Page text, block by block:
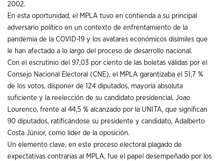
2002.
En esta oportunidad, el MPLA tuvo en contienda a su principal
adversario político en un contexto de enfrentamiento de la
pandemia de la COVID-19 y los avatares económicos disímiles que
le han afectado a lo largo del proceso de desarrollo nacional.
Con el escrutinio del 97,03 por ciento de las boletas válidas por el
Consejo Nacional Electoral (CNE), el MPLA garantizaba el 51,7 %
de los votos, disponer de 124 diputados, mayoría absoluta
suficiente y la reelección de su candidato presidencial, Joao
Lourenco, frente al 44,5 % alcanzado por la UNITA, que significan
90 diputados, ratificándose su presidente y candidato, Adalberto
Costa Júnior, como líder de la oposición.
Un elemento clave, en este proceso electoral plagado de
expectativas contrarias al MPLA, fue el papel desempeñado por los